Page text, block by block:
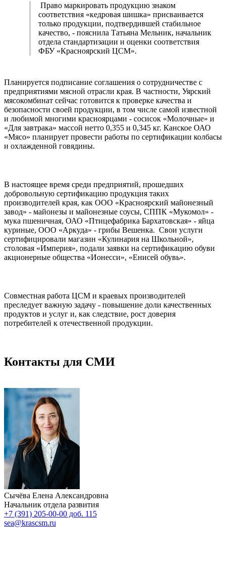
Право маркировать продукцию знаком
соответствия «кедровая шишка» присваивается
только продукции, подтвердившей стабильное
качество, - пояснила Татьяна Мельник, начальник
отдела стандартизации и оценки соответствия
ФБУ «Красноярский ЦСМ».
Планируется подписание соглашения о сотрудничестве с
предприятиями мясной отрасли края. В частности, Уярский
мясокомбинат сейчас готовится к проверке качества и
безопасности своей продукции, в том числе самой известной
и любимой многими красноярцами - сосисок «Молочные» и
«Для завтрака» массой нетто 0,355 и 0,345 кг. Канское ОАО
«Мясо» планирует провести работы по сертификации колбасы
и охлажденной говядины.
В настоящее время среди предприятий, прошедших
добровольную сертификацию продукция таких
производителей края, как ООО «Красноярский майонезный
завод» - майонезы и майонезные соусы, СППК «Мукомол» -
мука пшеничная, ОАО «Птицефабрика Бархатовская» - яйца
куриные, ООО «Аркуда» - грибы Вешенка. Свои услуги
сертифицировали магазин «Кулинария на Школьной»,
столовая «Империя», подали заявки на сертификацию обуви
акционерные общества «Ионесси», «Енисей обувь».
Совместная работа ЦСМ и краевых производителей
преследует важную задачу - повышение доли качественных
продуктов и услуг и, как следствие, рост доверия
потребителей к отечественной продукции.
Контакты для СМИ
Сычёва Елена Александровна
Начальник отдела развития
+7 (391) 205-00-00 доб. 115
sea@krascsm.ru